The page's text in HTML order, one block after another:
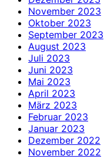
November 2023
Oktober 2023
September 2023
August 2023
Juli 2023
Juni 2023
Mai 2023
April 2023
März 2023
Februar 2023
Januar 2023
Dezember 2022
November 2022